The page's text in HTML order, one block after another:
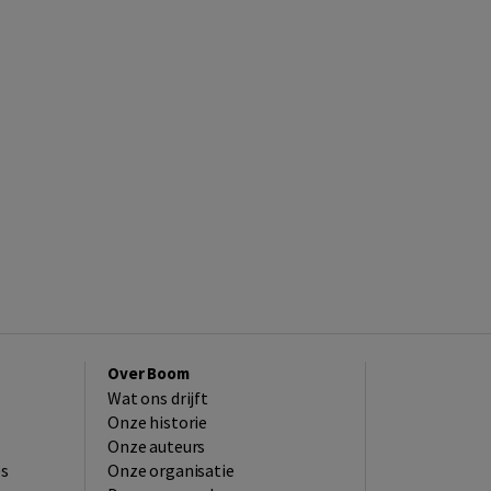
Over Boom
Wat ons drijft
Onze historie
Onze auteurs
Onze organisatie